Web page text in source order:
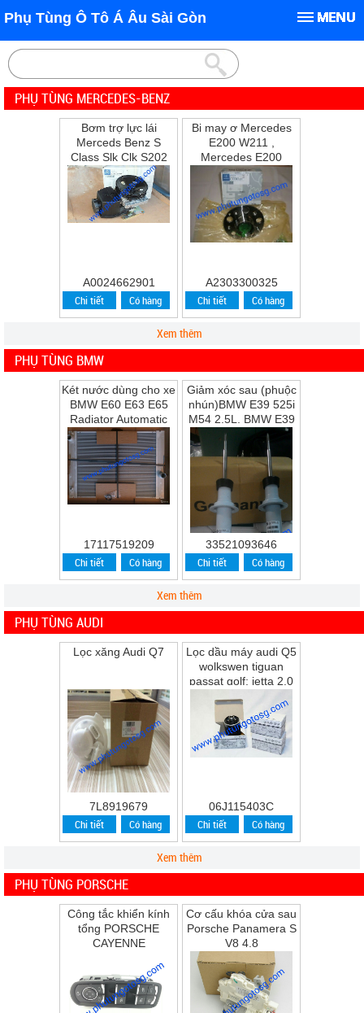
Phụ Tùng Ô Tô Á Âu Sài Gòn
PHỤ TÙNG MERCEDES-BENZ
Bơm trợ lực lái
Merceds Benz S
Class Slk Clk S202
W202 W210 S210
A0024662901
Chi tiết Có hàng
Bi may ơ Mercedes
E200 W211 ,
Mercedes E200
,E240 ,E280
A2303300325
Chi tiết Có hàng
Xem thêm
PHỤ TÙNG BMW
Két nước dùng cho xe
BMW E60 E63 E65
Radiator Automatic
Transmission
17117519209
Chi tiết Có hàng
Giảm xóc sau (phuộc
nhún)BMW E39 525i
M54 2.5L, BMW E39
528i M52 2.8L, BMW
E39 530i M54 ...
33521093646
Chi tiết Có hàng
Xem thêm
PHỤ TÙNG AUDI
Lọc xăng Audi Q7
7L8919679
Chi tiết Có hàng
Lọc dầu máy audi Q5
wolkswen tiguan
passat golf; jetta 2.0
06J115403C
Chi tiết Có hàng
Xem thêm
PHỤ TÙNG PORSCHE
Công tắc khiển kính
tổng PORSCHE
CAYENNE
Cơ cấu khóa cửa sau
Porsche Panamera S
V8 4.8